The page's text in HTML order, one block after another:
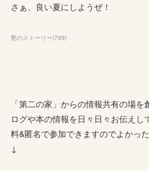
さぁ、良い夏にしようぜ！
塾のストーリー(799)
「第二の家」からの情報共有の場
ログや本の情報を日々日々お伝え
料&匿名で参加できますのでよかっ
↓